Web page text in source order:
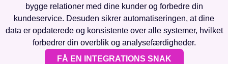
bygge relationer med dine kunder og forbedre din
kundeservice. Desuden sikrer automatiseringen, at dine
data er opdaterede og konsistente over alle systemer, hvilket
forbedrer din overblik og analysefærdigheder.
FÅ EN INTEGRATIONS SNAK